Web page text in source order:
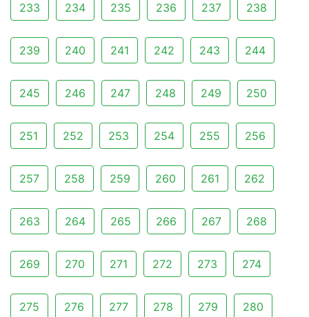
233 234 235 236 237 238
239 240 241 242 243 244
245 246 247 248 249 250
251 252 253 254 255 256
257 258 259 260 261 262
263 264 265 266 267 268
269 270 271 272 273 274
275 276 277 278 279 280